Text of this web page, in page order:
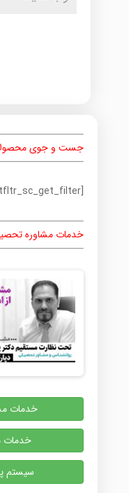
جست و جوی
[prdctfltr_sc_get_filter]
خدمات مشاوره
خدمات
خدمات
سیستم